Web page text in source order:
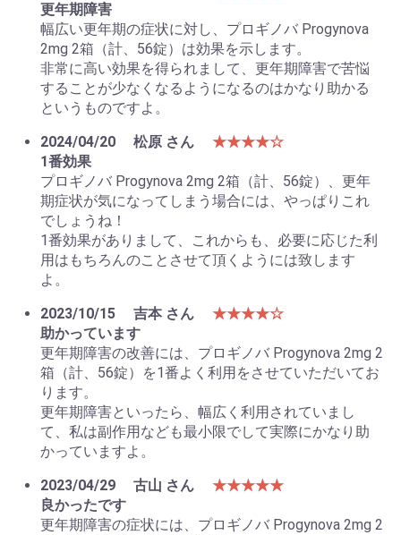
更年期障害
幅広い更年期の症状に対し、プロギノバ Progynova
2mg 2箱（計、56錠）は効果を示します。
非常に高い効果を得られまして、更年期障害で苦悩
することが少なくなるようになるのはかなり助かる
というものですよ。
2024/04/20
松原 さん
★★★★☆
1番効果
プロギノバ Progynova 2mg 2箱（計、56錠）、更年
期症状が気になってしまう場合には、やっぱりこれ
でしょうね！
1番効果がありまして、これからも、必要に応じた利
用はもちろんのことさせて頂くようには致します
よ。
2023/10/15
吉本 さん
★★★★☆
助かっています
更年期障害の改善には、プロギノバ Progynova 2mg 2
箱（計、56錠）を1番よく利用をさせていただいてお
ります。
更年期障害といったら、幅広く利用されていまし
て、私は副作用なども最小限でして実際にかなり助
かっていますよ。
2023/04/29
古山 さん
★★★★★
良かったです
更年期障害の症状には、プロギノバ Progynova 2mg 2